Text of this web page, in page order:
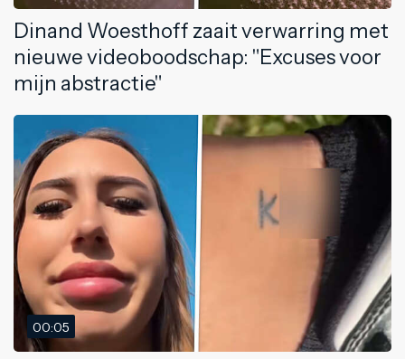
Dinand Woesthoff zaait verwarring met
nieuwe videoboodschap: "Excuses voor
mijn abstractie"
00:05